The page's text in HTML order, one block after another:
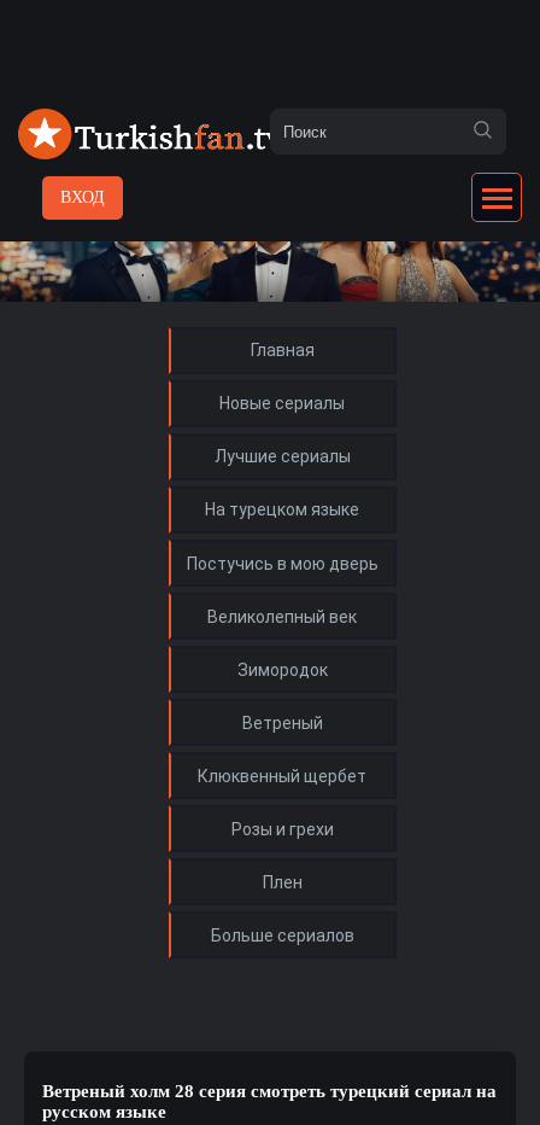
ВХОД
Главная
Новые сериалы
Лучшие сериалы
На турецком языке
Ветреный холм 28 серия смотреть турецкий сериал на
русском языке